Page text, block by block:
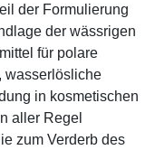
der Formulierung
der wässrigen
für polare
wasserlösliche
in kosmetischen
aller Regel
zum Verderb des